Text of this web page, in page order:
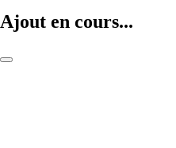
Ajout en cours...